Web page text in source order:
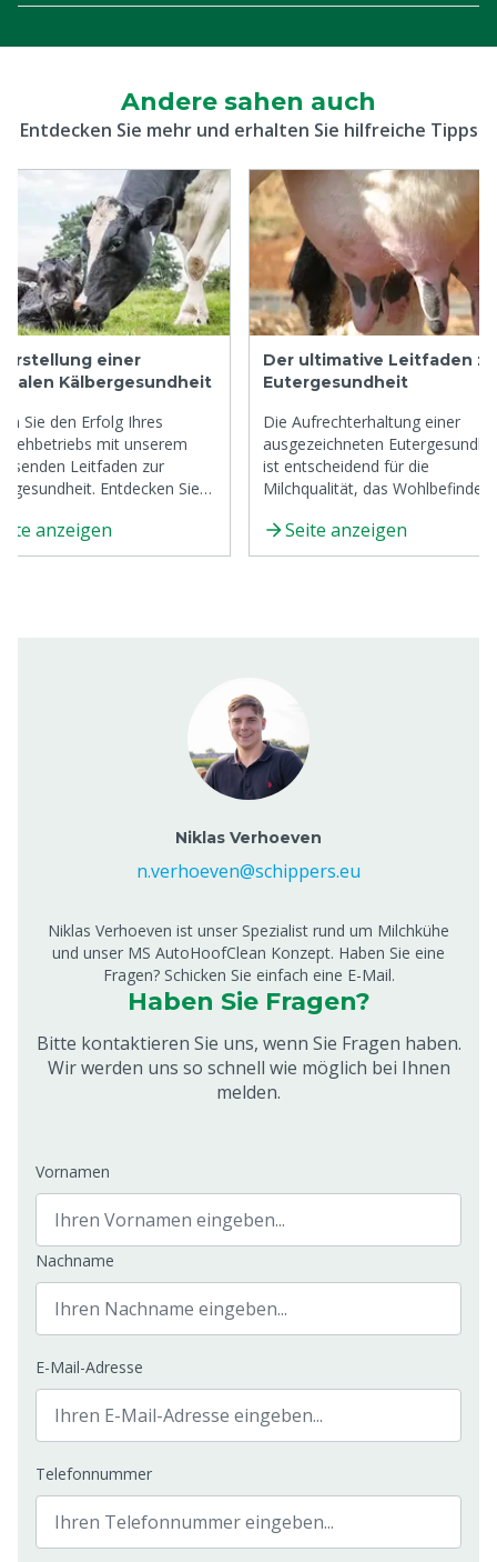
Andere sahen auch
Entdecken Sie mehr und erhalten Sie hilfreiche Tipps
einer
Kälbergesundheit
Sie den Erfolg Ihres
mit unserem
Leitfaden zur
Entdecken Sie
und Ratschläge von
um optimales
anzeigen
Der ultimative Leitfaden
Eutergesundheit
Die Aufrechterhaltung einer
ausgezeichneten
ist entscheidend für die
Milchqualität, das Wohlbefinden
Betriebs. Eine ordnungsgemäße
Euterpflege hilft, Infektionen
Seite anzeigen
Niklas Verhoeven
n.verhoeven@schippers.eu
Niklas Verhoeven ist unser Spezialist rund um Milchkühe
und unser MS AutoHoofClean Konzept. Haben Sie eine
Fragen? Schicken Sie einfach eine E-Mail.
Haben Sie Fragen?
Bitte kontaktieren Sie uns, wenn Sie Fragen haben.
Wir werden uns so schnell wie möglich bei Ihnen
melden.
Vornamen
Nachname
E-Mail-Adresse
Telefonnummer